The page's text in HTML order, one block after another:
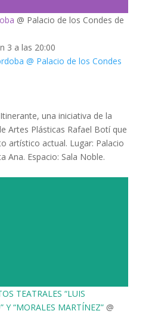
@ Palacio de los Condes de
3 a las 20:00
una iniciativa de la
Artes Plásticas Rafael Botí que
artístico actual. Lugar: Palacio
Ana. Espacio: Sala Noble.
TEATRALES “LUIS
Y “MORALES MARTÍNEZ” @